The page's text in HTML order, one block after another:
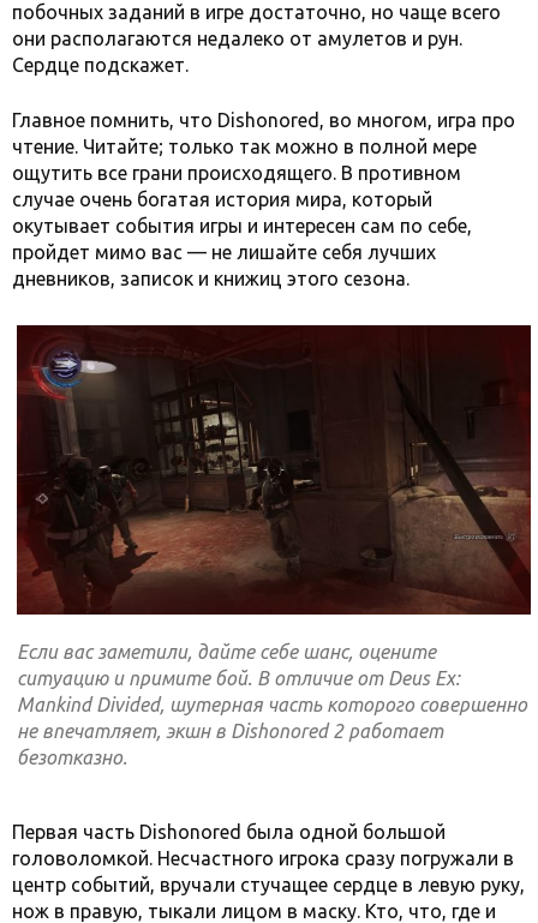
побочных заданий в игре достаточно, но чаще всего
они располагаются недалеко от амулетов и рун.
Сердце подскажет.
Главное помнить, что Dishonored, во многом, игра про
чтение. Читайте; только так можно в полной мере
ощутить все грани происходящего. В противном
случае очень богатая история мира, который
окутывает события игры и интересен сам по себе,
пройдет мимо вас — не лишайте себя лучших
дневников, записок и книжиц этого сезона.
Если вас заметили, дайте себе шанс, оцените
ситуацию и примите бой. В отличие от Deus Ex:
Mankind Divided, шутерная часть которого совершенно
не впечатляет, экшн в Dishonored 2 работает
безотказно.
Первая часть Dishonored была одной большой
головоломкой. Несчастного игрока сразу погружали в
центр событий, вручали стучащее сердце в левую руку,
нож в правую, тыкали лицом в маску. Кто, что, где и